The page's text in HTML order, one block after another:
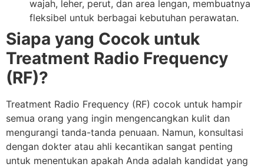
wajah, leher, perut, dan area lengan, membuatnya
fleksibel untuk berbagai kebutuhan perawatan.
Siapa yang Cocok untuk
Treatment Radio Frequency
(RF)?
Treatment Radio Frequency (RF) cocok untuk hampir
semua orang yang ingin mengencangkan kulit dan
mengurangi tanda-tanda penuaan. Namun, konsultasi
dengan dokter atau ahli kecantikan sangat penting
untuk menentukan apakah Anda adalah kandidat yang